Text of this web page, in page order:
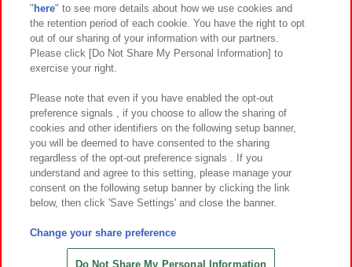
関連会社 サステナビリティ サイトポリシー
プライバシーポリシー ウェブアクセシビリティ方針と検証結果
お取引先さまとともに
カスタマーハラスメント対応方針 よくあるご質問・お問い合わせ
©Bandai Namco Amusement Inc.
©Bandai Namco Amusement Lab Inc.
©HANAYASHIKI Co., Ltd. All Rights Reserved.
" here" to see more details about how we use cookies and
the retention period of each cookie. You have the right to opt
out of our sharing of your information with our partners.
Please click [Do Not Share My Personal Information] to
exercise your right.
Please note that even if you have enabled the opt-out
preference signals , if you choose to allow the sharing of
cookies and other identifiers on the following setup banner,
you will be deemed to have consented to the sharing
regardless of the opt-out preference signals . If you
understand and agree to this setting, please manage your
consent on the following setup banner by clicking the link
below, then click 'Save Settings' and close the banner.
Change your share preference
Do Not Share My Personal Information